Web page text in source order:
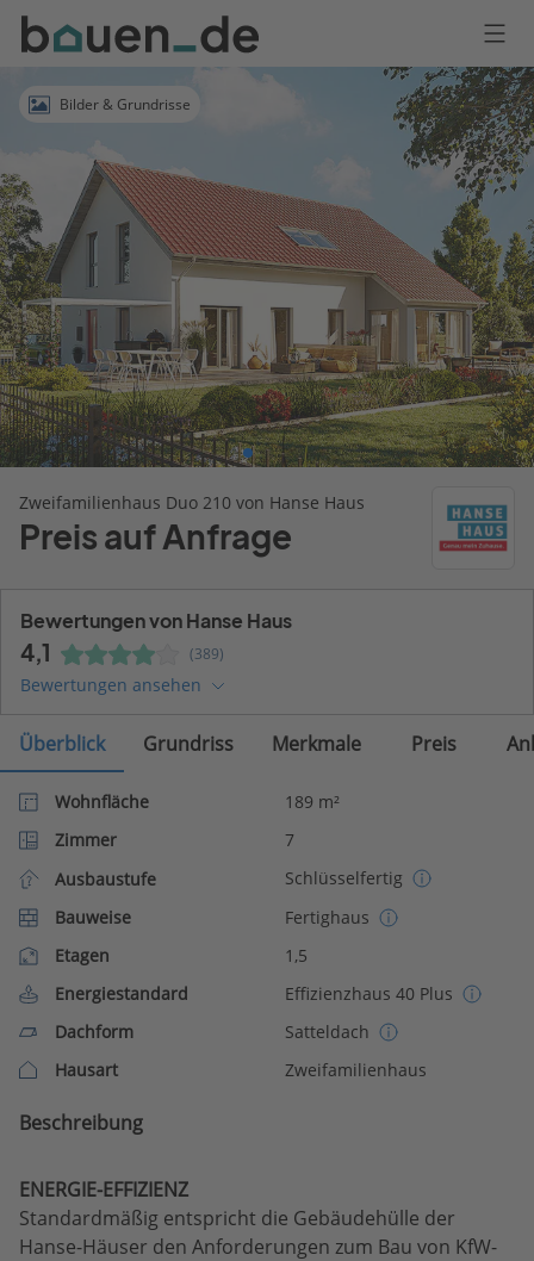
Bauen
Logo
Anmelden
Bilder & Grundrisse
Zweifamilienhaus Duo 210 von Hanse Haus
Preis auf Anfrage
Bewertungen von Hanse Haus
4,1 (389)
Bewertungen ansehen
Überblick Grundriss Merkmale Preis
Wohnfläche
189 m²
Zimmer
7
Ausbaustufe
Schlüsselfertig
Bauweise
Fertighaus
Etagen
1,5
Energiestandard
Effizienzhaus 40 Plus
Dachform
Satteldach
Hausart
Zweifamilienhaus
Beschreibung
ENERGIE-EFFIZIENZ
Standardmäßig entspricht die Gebäudehülle der
Hanse-Häuser den Anforderungen zum Bau von KfW-